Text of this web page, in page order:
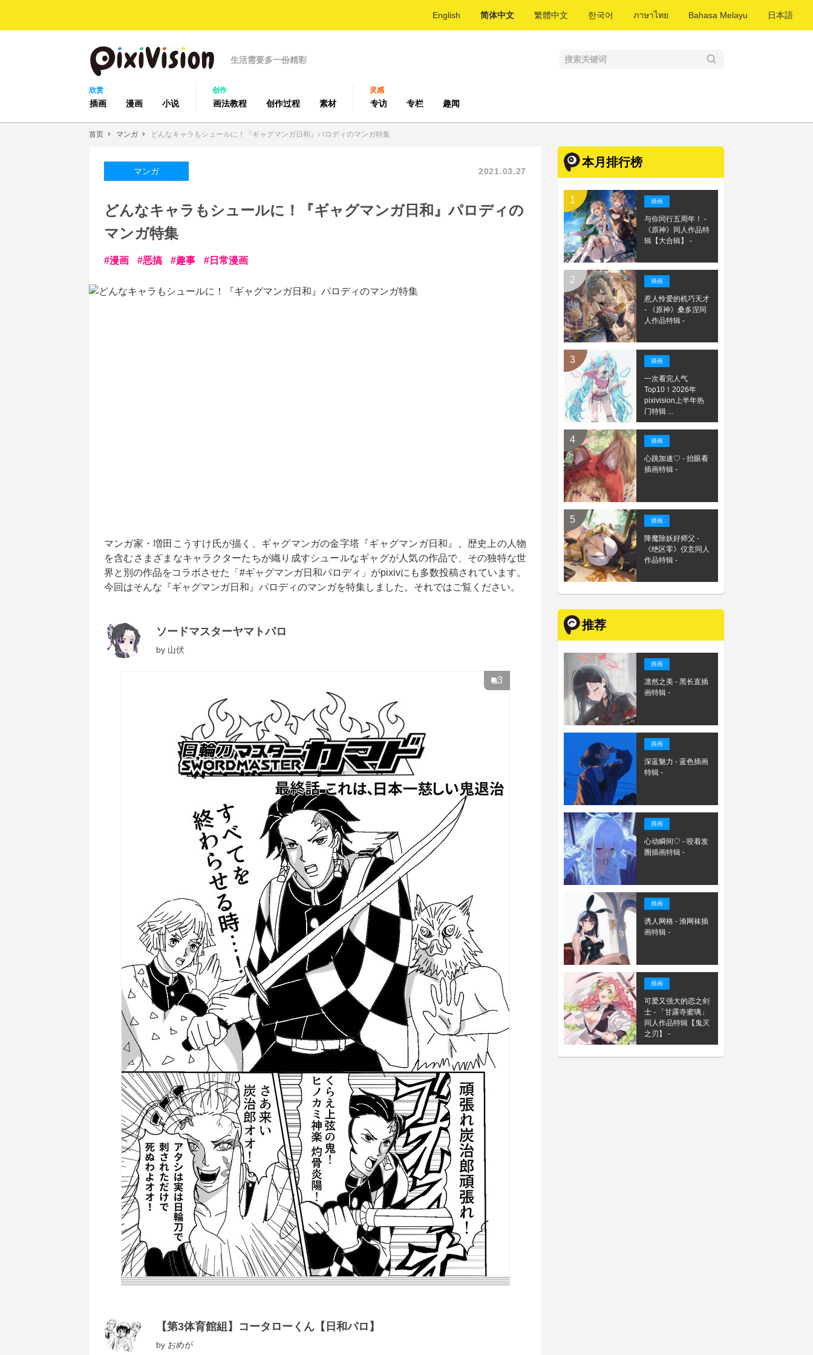
English 简体中文 繁體中文 한국어 ภาษาไทย Bahasa Melayu 日本語
生活需要多一份精彩
欣赏
插画 漫画 小说
创作
画法教程 创作过程 素材
灵感
专访 专栏 趣闻
首页 マンガ どんなキャラもシュールに！『ギャグマンガ日和』パロディのマンガ特集
マンガ 2021.03.27
どんなキャラもシュールに！『ギャグマンガ日和』パロディの
マンガ特集
漫画 恶搞 趣事 日常漫画
マンガ家・増田こうすけ氏が描く、ギャグマンガの金字塔『ギャグマンガ日和』。歴史上の人物
を含むさまざまなキャラクターたちが織り成すシュールなギャグが人気の作品で、その独特な世
界と別の作品をコラボさせた「#ギャグマンガ日和パロディ」がpixivにも多数投稿されています。
今回はそんな『ギャグマンガ日和』パロディのマンガを特集しました。それではご覧ください。
ソードマスターヤマトパロ
by 山伏
3
【第3体育館組】コータローくん【日和パロ】
by おめが
本月排行榜
插画
与你同行五周年！ -
《原神》同人作品特
辑【大合辑】 -
插画
惹人怜爱的机巧天才
- 《原神》桑多涅同
人作品特辑 -
插画
一次看完人气
Top10！2026年
pixivision上半年热
门特辑 ...
插画
心跳加速♡ - 抬眼看
插画特辑 -
插画
降魔除妖好师父 -
《绝区零》仪玄同人
作品特辑 -
推荐
插画
凛然之美 - 黑长直插
画特辑 -
插画
深蓝魅力 - 蓝色插画
特辑 -
插画
心动瞬间♡ - 咬着发
圈插画特辑 -
插画
诱人网格 - 渔网袜插
画特辑 -
插画
可爱又强大的恋之剑
士 - 「甘露寺蜜璃」
同人作品特辑【鬼灭
之刃】 -